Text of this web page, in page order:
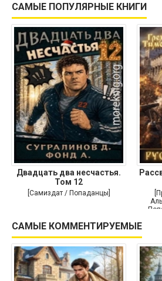
САМЫЕ ПОПУЛЯРНЫЕ КНИГИ
Двадцать два несчастья.
Том 12
[Самиздат / Попаданцы]
САМЫЕ КОММЕНТИРУЕМЫЕ